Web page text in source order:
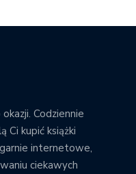
Codziennie
Ci kupić książki
internetowe,
ciekawych